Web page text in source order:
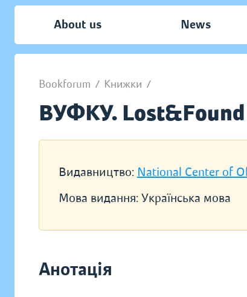
About us News
Bookforum / Книжки /
ВУФКУ. Lost&Found
Видавництво: National Center of
Мова видання: Українська мова
Анотація